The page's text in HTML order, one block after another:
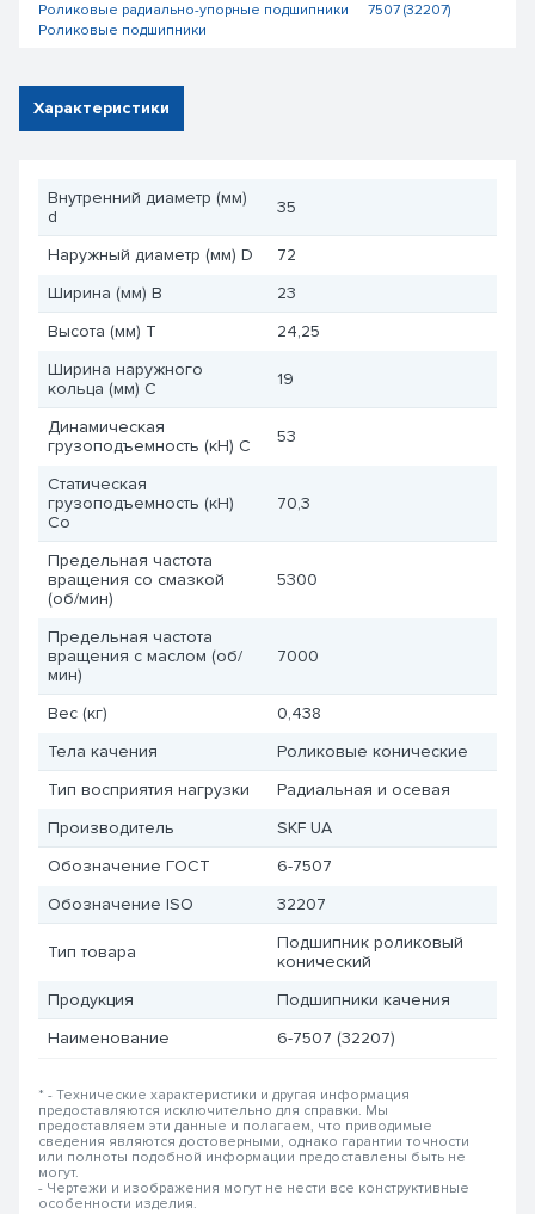
Роликовые радиально-упорные подшипники
7507 (32207)
Роликовые подшипники
Характеристики
Внутренний диаметр (мм)
d
35
Наружный диаметр (мм) D
72
Ширина (мм) B
23
Высота (мм) T
24,25
Ширина наружного
кольца (мм) C
19
Динамическая
грузоподъемность (кН) C
53
Статическая
грузоподъемность (кН)
Co
70,3
Предельная частота
вращения со смазкой
(об/мин)
5300
Предельная частота
вращения с маслом (об/
мин)
7000
Вес (кг)
0,438
Тела качения
Роликовые конические
Тип восприятия нагрузки
Радиальная и осевая
Производитель
SKF UA
Обозначение ГОСТ
6-7507
Обозначение ISO
32207
Тип товара
Подшипник роликовый
конический
Продукция
Подшипники качения
Наименование
6-7507 (32207)
* - Технические характеристики и другая информация
предоставляются исключительно для справки. Мы
предоставляем эти данные и полагаем, что приводимые
сведения являются достоверными, однако гарантии точности
или полноты подобной информации предоставлены быть не
могут.
- Чертежи и изображения могут не нести все конструктивные
особенности изделия.